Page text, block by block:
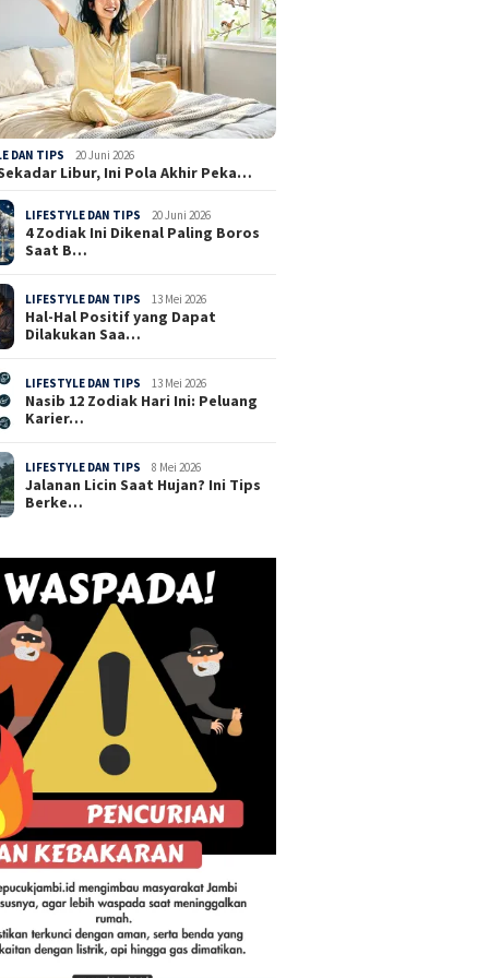
DAN TIPS 20 Juni 2026
Libur, Ini Pola Akhir Peka…
LIFESTYLE DAN TIPS 20 Juni 2026
4 Zodiak Ini Dikenal Paling Boros
Saat B…
LIFESTYLE DAN TIPS 13 Mei 2026
Hal-Hal Positif yang Dapat
Dilakukan Saa…
LIFESTYLE DAN TIPS 13 Mei 2026
Nasib 12 Zodiak Hari Ini: Peluang
Karier…
LIFESTYLE DAN TIPS 8 Mei 2026
Jalanan Licin Saat Hujan? Ini Tips
Berke…